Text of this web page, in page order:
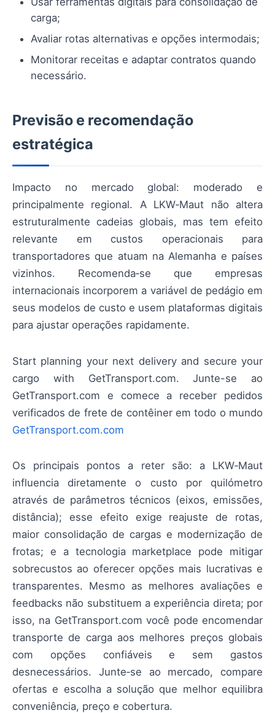
carga;
Avaliar rotas alternativas e opções intermodais;
Monitorar receitas e adaptar contratos quando
necessário.
Previsão e recomendação
estratégica
Impacto no mercado global: moderado e
principalmente regional. A LKW‑Maut não altera
estruturalmente cadeias globais, mas tem efeito
relevante em custos operacionais para
transportadores que atuam na Alemanha e países
vizinhos. Recomenda‑se que empresas
internacionais incorporem a variável de pedágio em
seus modelos de custo e usem plataformas digitais
para ajustar operações rapidamente.
Start planning your next delivery and secure your
cargo with GetTransport.com. Junte-se ao
GetTransport.com e comece a receber pedidos
verificados de frete de contêiner em todo o mundo
GetTransport.com.com
Os principais pontos a reter são: a LKW‑Maut
influencia diretamente o custo por quilómetro
através de parâmetros técnicos (eixos, emissões,
distância); esse efeito exige reajuste de rotas,
maior consolidação de cargas e modernização de
frotas; e a tecnologia marketplace pode mitigar
sobrecustos ao oferecer opções mais lucrativas e
transparentes. Mesmo as melhores avaliações e
feedbacks não substituem a experiência direta; por
isso, na GetTransport.com você pode encomendar
transporte de carga aos melhores preços globais
com opções confiáveis e sem gastos
desnecessários. Junte‑se ao mercado, compare
ofertas e escolha a solução que melhor equilibra
conveniência, preço e cobertura.